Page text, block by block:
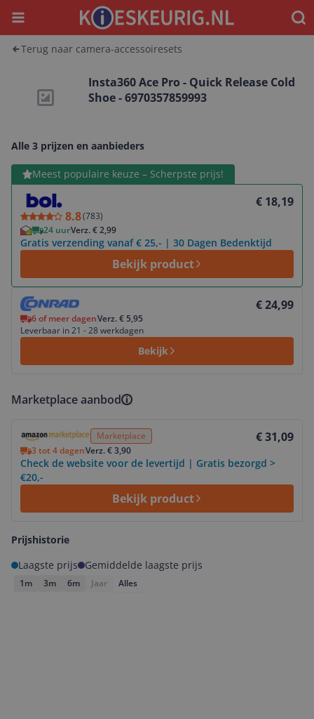
Menu
Terug naar camera-accessoiresets
Insta360 Ace Pro - Quick Release Cold
Shoe - 6970357859993
Alle 3 prijzen en aanbieders
Meest populaire keuze – Scherpste prijs!
8.8(783)
€ 18,19
24 uurVerz. € 2,99
Gratis verzending vanaf € 25,- | 30 Dagen Bedenktijd
Bekijk product
Bekijk product
€ 24,99
6 of meer dagenVerz. € 5,95
Leverbaar in 21 - 28 werkdagen
Bekijk
Bekijk product
Marketplace aanbod
Marketplace € 31,09
3 tot 4 dagenVerz. € 3,90
Check de website voor de levertijd | Gratis bezorgd >
€20,-
Bekijk product
Prijshistorie
Laagste prijs
Gemiddelde laagste prijs
1m 3m 6m Jaar Alles